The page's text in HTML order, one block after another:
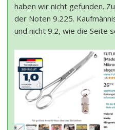
haben wir nicht gefunden.
der Noten 9.225.
und nicht 9.2, wie die Seite